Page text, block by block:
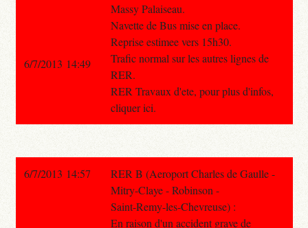
Massy Palaiseau.
Navette de Bus mise en place.
Reprise estimee vers 15h30.
Trafic normal sur les autres lignes de
RER.
RER Travaux d'ete, pour plus d'infos,
cliquer ici.
6/7/2013 14:49
6/7/2013 14:57
RER B (Aeroport Charles de Gaulle -
Mitry-Claye - Robinson -
Saint-Remy-les-Chevreuse) :
En raison d'un accident grave de